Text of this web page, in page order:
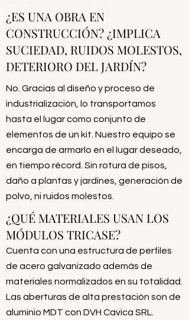
¿ES UNA OBRA EN
CONSTRUCCIÓN? ¿IMPLICA
SUCIEDAD, RUIDOS MOLESTOS,
DETERIORO DEL JARDÍN?
No. Gracias al diseño y proceso de
industrialización, lo transportamos
hasta el lugar como conjunto de
elementos de un kit. Nuestro equipo se
encarga de armarlo en el lugar deseado,
en tiempo récord. Sin rotura de pisos,
daño a plantas y jardines, generación de
polvo, ni ruidos molestos.
¿QUÉ MATERIALES USAN LOS
MÓDULOS TRICASE?
Cuenta con una estructura de perfiles
de acero galvanizado además de
materiales normalizados en su totalidad.
Las aberturas de alta prestación son de
aluminio MDT con DVH Cavica SRL.